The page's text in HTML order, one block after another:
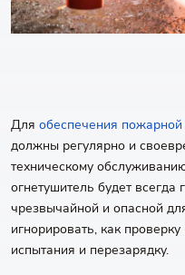
Для обеспечения пожарной
должны регулярно и
техническому
огнетушитель будет всегда
чрезвычайной и опасной
игнорировать, как
испытания и перезарядку.